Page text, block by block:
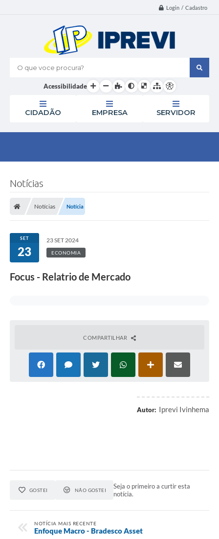
Login / Cadastro
O que voce procura?
Acessibilidade
CIDADÃO EMPRESA SERVIDOR
Notícias
Notícias Notícia
SET
23
23 SET 2024
ECONOMIA
Focus - Relatrio de Mercado
COMPARTILHAR
Autor: Iprevi Ivinhema
GOSTEI NÃO GOSTEI
Seja o primeiro a curtir esta
notícia.
NOTÍCIA MAIS RECENTE
Enfoque Macro - Bradesco Asset